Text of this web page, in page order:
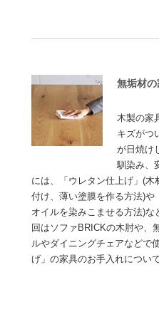
無垢材の
木製の家
キズがつ
が日焼け
馴染み、
には、「ウレタン仕上げ」(木
付け、薄い塗膜を作る方法)や
オイルを染みこませる方法)
回はソファBRICKの木肘や、
ルやダイニングチェアなどで
げ」の家具のお手入れにつ